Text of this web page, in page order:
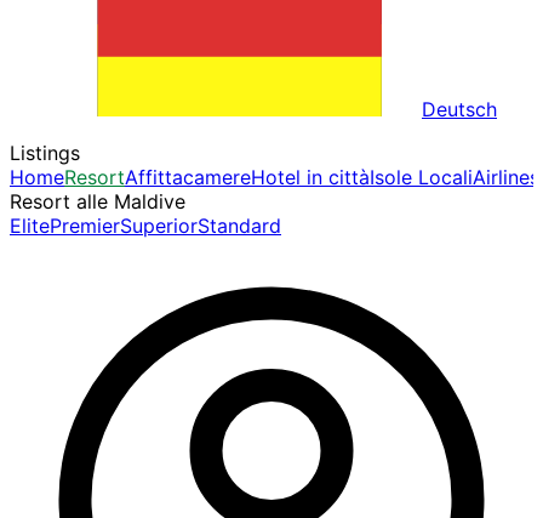
Deutsch
Listings
HomeResortAffittacamereHotel in cittàIsole LocaliAirlines
Resort alle Maldive
ElitePremierSuperiorStandard